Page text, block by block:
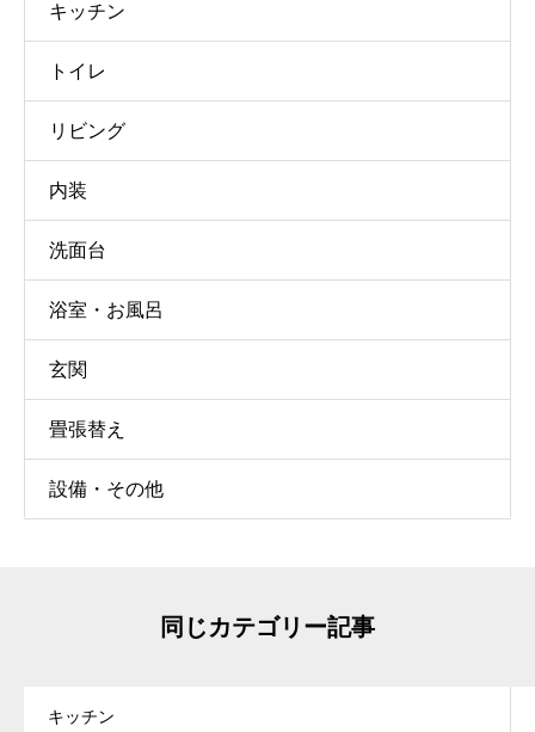
キッチン
トイレ
リビング
内装
洗面台
浴室・お風呂
玄関
畳張替え
設備・その他
同じカテゴリー記事
キッチン